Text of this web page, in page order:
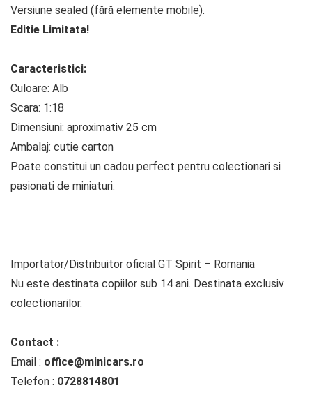
Versiune sealed (fără elemente mobile).
Editie Limitata!
Caracteristici:
Culoare: Alb
Scara: 1:18
Dimensiuni: aproximativ 25 cm
Ambalaj: cutie carton
Poate constitui un cadou perfect pentru colectionari si
pasionati de miniaturi.
Importator/Distribuitor oficial GT Spirit – Romania
Nu este destinata copiilor sub 14 ani. Destinata exclusiv
colectionarilor.
Contact :
Email : office@minicars.ro
Telefon : 0728814801